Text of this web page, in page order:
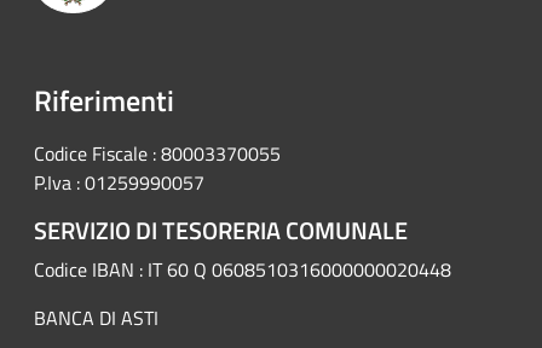
Riferimenti
Codice Fiscale : 80003370055
P.Iva : 01259990057
SERVIZIO DI TESORERIA COMUNALE
Codice IBAN : IT 60 Q 0608510316000000020448
BANCA DI ASTI